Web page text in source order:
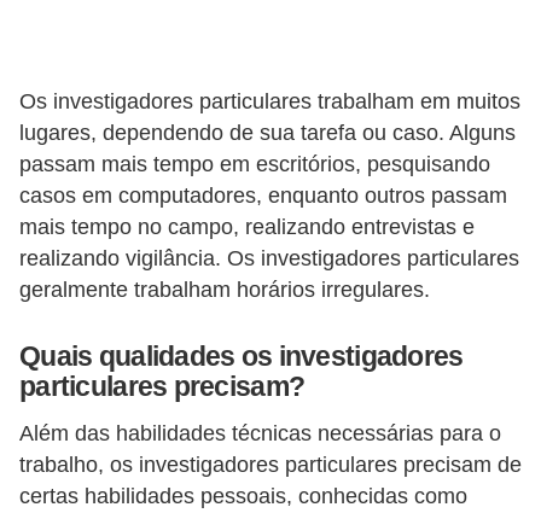
Os investigadores particulares trabalham em muitos
lugares, dependendo de sua tarefa ou caso. Alguns
passam mais tempo em escritórios, pesquisando
casos em computadores, enquanto outros passam
mais tempo no campo, realizando entrevistas e
realizando vigilância. Os investigadores particulares
geralmente trabalham horários irregulares.
Quais qualidades os investigadores
particulares precisam?
Além das habilidades técnicas necessárias para o
trabalho, os investigadores particulares precisam de
certas habilidades pessoais, conhecidas como